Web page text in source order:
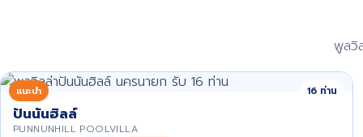
พูลวิ
แนะนำ 16 ท่าน
ปันนันฮิลล์
PUNNUNHILL POOLVILLA